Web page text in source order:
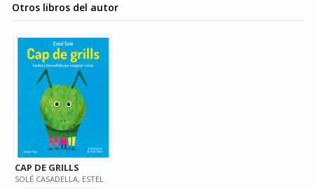
Otros libros del autor
CAP DE GRILLS
SOLÉ CASADELLA, ESTEL